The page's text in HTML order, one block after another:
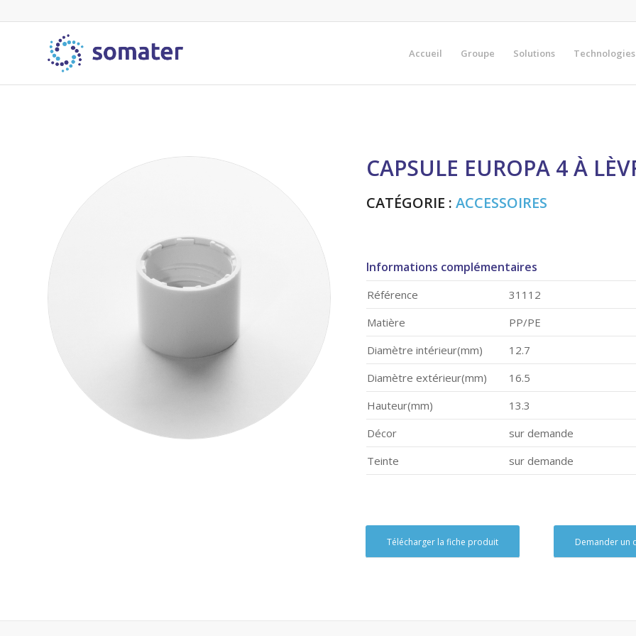
Accueil Groupe Solutions Technologies
CAPSULE EUROPA 4 À
CATÉGORIE :ACCESSOIRES
Informations complémentaires
Référence
31112
Matière
PP/PE
Diamètre intérieur(mm)
12.7
Diamètre extérieur(mm)
16.5
Hauteur(mm)
13.3
Décor
sur demande
Teinte
sur demande
Télécharger la fiche produit Demander un